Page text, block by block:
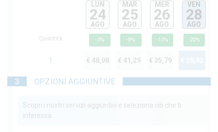
LUN
24
AGO
MAR
25
AGO
MER
26
AGO
VEN
28
AGO
Quantità -3% -8% -13% -20%
1 € 48,98 € 41,29 € 35,79
3 OPZIONI AGGIUNTIVE
Scopri i nostri servizi aggiuntivi e seleziona ciò che ti
interessa.